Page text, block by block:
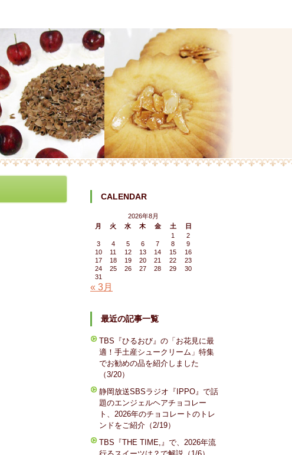
CALENDAR
2026年8月
月
火 水 木 金 土
日
1
2
3
4 5 6 7 8
9
10
11 12 13 14 15
16
17
18 19 20 21 22
23
24
25 26 27 28 29
30
31
« 3月
最近の記事一覧
TBS『ひるおび』の「お花見に最
適！手土産シュークリーム」特集
でお勧めの品を紹介しました
（3/20）
静岡放送SBSラジオ『IPPO』で話
題のエンジェルヘアチョコレー
ト、2026年のチョコレートのトレ
ンドをご紹介（2/19）
TBS『THE TIME,』で、2026年流